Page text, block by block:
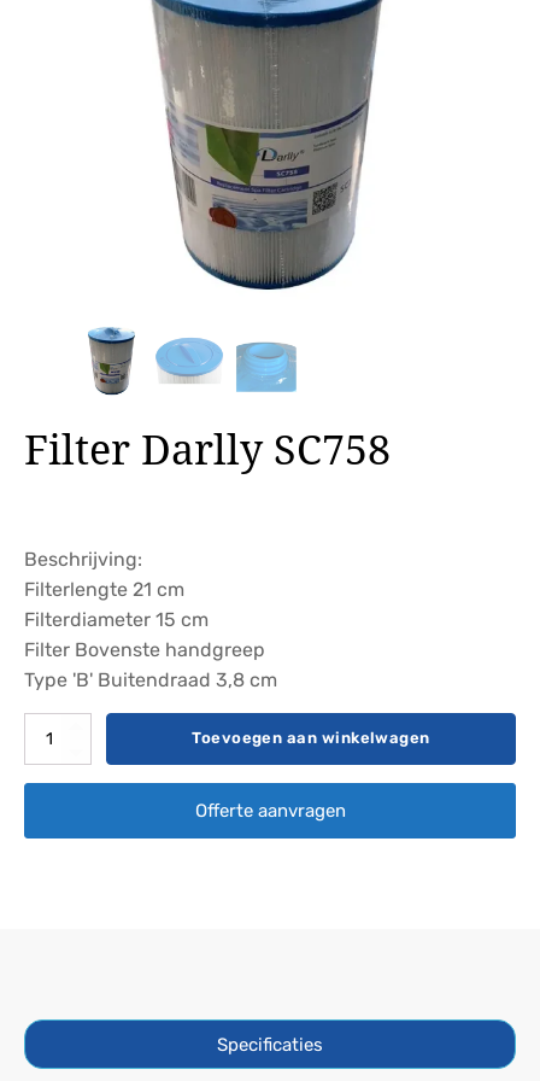
Filter Darlly SC758
Beschrijving:
Filterlengte 21 cm
Filterdiameter 15 cm
Filter Bovenste handgreep
Type 'B' Buitendraad 3,8 cm
Filter
Darlly
Toevoegen aan winkelwagen
Offerte aanvragen
Specificaties